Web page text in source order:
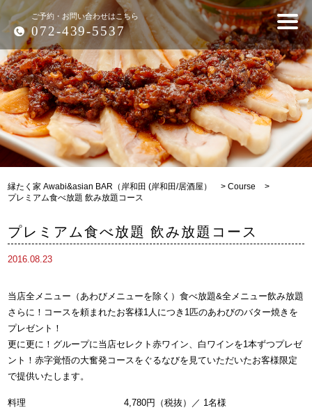
ご予約・お問い合わせはこちら
072-439-5537
縁たく家 Awabi&asian BAR（岸和田 (岸和田/居酒屋） >Course
>
プレミアム食べ放題 飲み放題コース
プレミアム食べ放題 飲み放題コース
2016.08.23
当店全メニュー（あわびメニューを除く）食べ放題&全メニュー飲み放題
さらに！コースを頼まれたお客様1人につき1匹のあわびのバター焼きを
プレゼント！
更に更に！グループに当店セレクト赤ワイン、白ワインを1本ずつプレゼ
ント！赤字覚悟の大奮発コースをぐるなびを見ていただいたお客様限定
で提供いたします。
料理
4,780円（税抜）／ 1名様